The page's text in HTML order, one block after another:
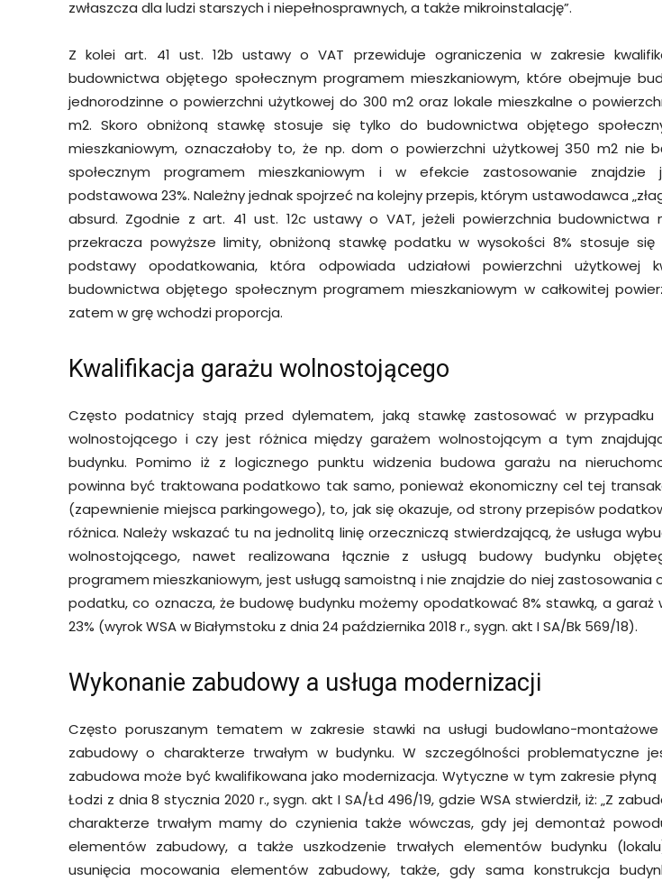
zwłaszcza dla ludzi starszych i niepełnosprawnych, a także mikroinstalację”.
Z kolei art. 41 ust. 12b ustawy o VAT przewiduje ograniczenia w zakresie
budownictwa objętego społecznym programem mieszkaniowym, które obejmuje
jednorodzinne o powierzchni użytkowej do 300 m2 oraz lokale mieszkalne o
m2. Skoro obniżoną stawkę stosuje się tylko do budownictwa objętego
mieszkaniowym, oznaczałoby to, że np. dom o powierzchni użytkowej 350 m2 nie
społecznym programem mieszkaniowym i w efekcie zastosowanie znajdzie
podstawowa 23%. Należny jednak spojrzeć na kolejny przepis, którym ustawodawca
absurd. Zgodnie z art. 41 ust. 12c ustawy o VAT, jeżeli powierzchnia budownictwa
przekracza powyższe limity, obniżoną stawkę podatku w wysokości 8% stosuje
podstawy opodatkowania, która odpowiada udziałowi powierzchni użytkowej
budownictwa objętego społecznym programem mieszkaniowym w całkowitej
zatem w grę wchodzi proporcja.
Kwalifikacja garażu wolnostojącego
Często podatnicy stają przed dylematem, jaką stawkę zastosować w przypadku
wolnostojącego i czy jest różnica między garażem wolnostojącym a tym
budynku. Pomimo iż z logicznego punktu widzenia budowa garażu na
powinna być traktowana podatkowo tak samo, ponieważ ekonomiczny cel tej
(zapewnienie miejsca parkingowego), to, jak się okazuje, od strony przepisów
różnica. Należy wskazać tu na jednolitą linię orzeczniczą stwierdzającą, że usługa
wolnostojącego, nawet realizowana łącznie z usługą budowy budynku
programem mieszkaniowym, jest usługą samoistną i nie znajdzie do niej zastosowania
podatku, co oznacza, że budowę budynku możemy opodatkować 8% stawką, a garaż
23% (wyrok WSA w Białymstoku z dnia 24 października 2018 r., sygn. akt I SA/Bk 569/18).
Wykonanie zabudowy a usługa modernizacji
Często poruszanym tematem w zakresie stawki na usługi budowlano-
zabudowy o charakterze trwałym w budynku. W szczególności problematyczne
zabudowa może być kwalifikowana jako modernizacja. Wytyczne w tym zakresie płyną
Łodzi z dnia 8 stycznia 2020 r., sygn. akt I SA/Łd 496/19, gdzie WSA stwierdził, iż: „Z
charakterze trwałym mamy do czynienia także wówczas, gdy jej demontaż
elementów zabudowy, a także uszkodzenie trwałych elementów budynku
usunięcia mocowania elementów zabudowy, także, gdy sama konstrukcja